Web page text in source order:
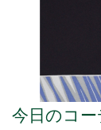
今日のコー